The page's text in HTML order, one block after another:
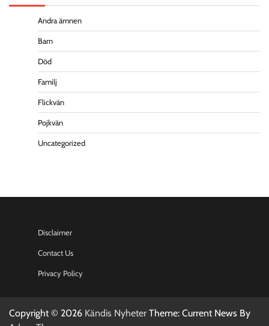
Andra ämnen
Barn
Död
Familj
Flickvän
Pojkvän
Uncategorized
Disclaimer
Contact Us
Privacy Policy
Copyright © 2026 Kändis Nyheter Theme: Current News By